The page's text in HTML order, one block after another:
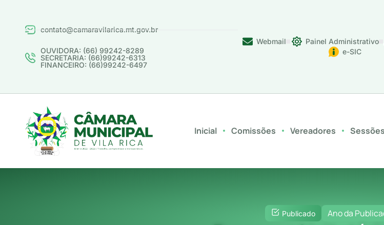
contato@camaravilarica.mt.gov.br
OUVIDORA: (66) 99242-8289
SECRETARIA: (66)99242-6313
FINANCEIRO: (66)99242-6497
Webmail Painel Administrativo
e-SIC
Inicial Comissões Vereadores Sessões
Publicado Ano da